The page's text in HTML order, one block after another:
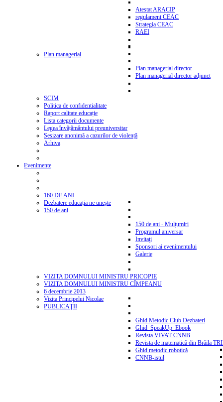
Atestat ARACIP
regulament CEAC
Strategia CEAC
RAEI
Plan managerial
Plan managerial director
Plan managerial director adjunct
SCIM
Politica de confidentialitate
Raport calitate educație
Lista categorii documente
Legea învățământului preuniversitar
Sesizare anonimă a cazurilor de violență
Arhiva
Evenimente
160 DE ANI
Dezbatere educația ne unește
150 de ani
150 de ani - Mulțumiri
Programul aniversar
Invitaţi
Sponsori ai evenimentului
Galerie
VIZITA DOMNULUI MINISTRU PRICOPIE
VIZITA DOMNULUI MINISTRU CÎMPEANU
6 decembrie 2013
Vizita Principelui Nicolae
PUBLICAŢII
Ghid Metodic Club Dezbateri
Ghid_SpeakUp_Ebook
Revista VIVAT CNNB
Revista de matematică din Brăila
Ghid metodic robotică
CNNB-istul